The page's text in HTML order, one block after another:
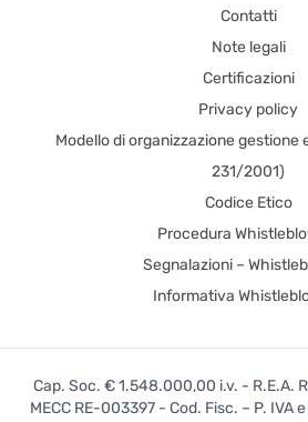
Contatti
Note legali
Certificazioni
Privacy policy
Modello di organizzazione gestione
231/2001)
Codice Etico
Procedura
Segnalazioni –
Informativa
Cap. Soc. € 1.548.000,00 i.v. - R.E.A.
MECC RE-003397 - Cod. Fisc. – P. IVA